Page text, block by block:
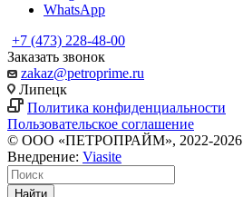
WhatsApp
+7 (473) 228-48-00
Заказать звонок
zakaz@petroprime.ru
Липецк
Политика конфиденциальности
Пользовательское соглашение
© ООО «ПЕТРОПРАЙМ», 2022-2026
Внедрение: Viasite
Найти